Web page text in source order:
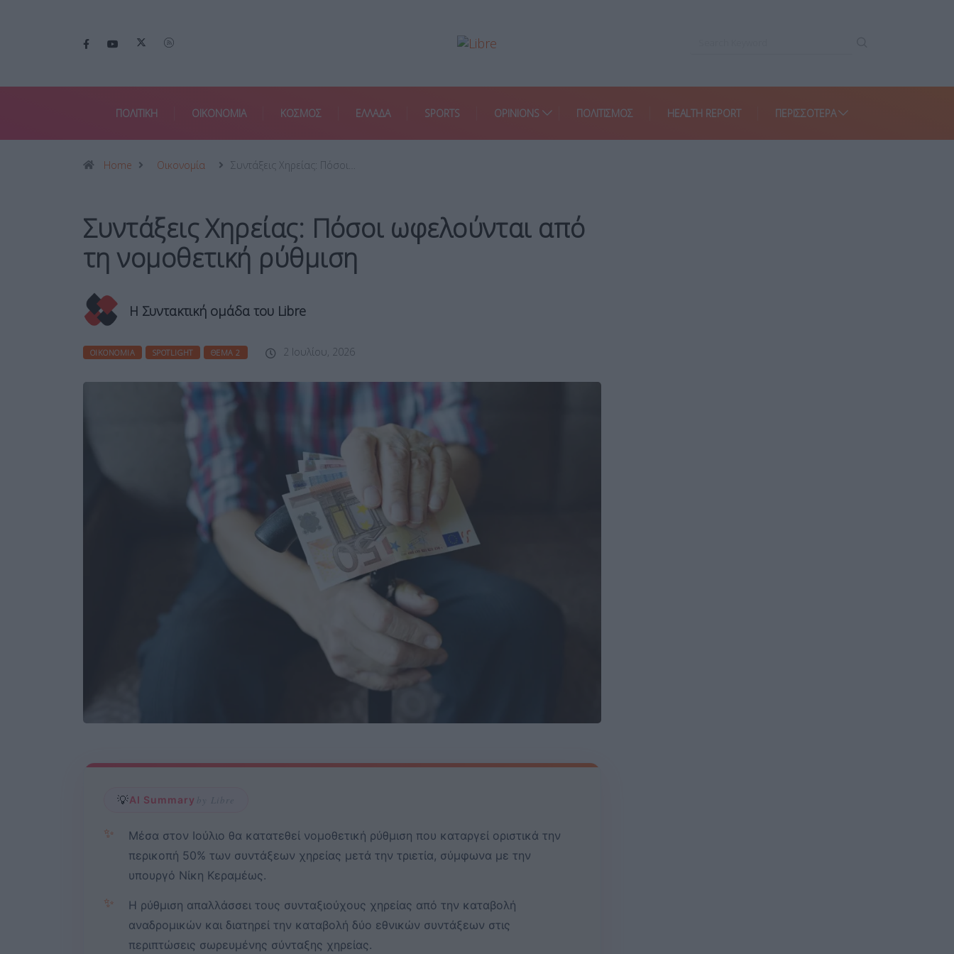
ΠΟΛΙΤΙΚΗ ΟΙΚΟΝΟΜΙΑ ΚΟΣΜΟΣ ΕΛΛΑΔΑ SPORTS OPINIONS ΠΟΛΙΤΙΣΜΟΣ HEALTH REPORT ΠΕΡΙΣΣΌΤΕΡΑ
Home Οικονομία Συντάξεις Χηρείας: Πόσοι…
Συντάξεις Χηρείας: Πόσοι ωφελούνται από
τη νομοθετική ρύθμιση
Η Συντακτική ομάδα του Libre
ΟΙΚΟΝΟΜΊΑ SPOTLIGHT ΘΈΜΑ 2 2 Ιουλίου, 2026
💡AI Summary by Libre
✨
Μέσα στον Ιούλιο θα κατατεθεί νομοθετική ρύθμιση που καταργεί οριστικά την
περικοπή 50% των συντάξεων χηρείας μετά την τριετία, σύμφωνα με την
υπουργό Νίκη Κεραμέως.
✨
Η ρύθμιση απαλλάσσει τους συνταξιούχους χηρείας από την καταβολή
αναδρομικών και διατηρεί την καταβολή δύο εθνικών συντάξεων στις
περιπτώσεις σωρευμένης σύνταξης χηρείας.